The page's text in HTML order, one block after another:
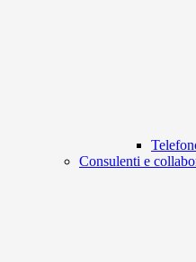
Consulenti e